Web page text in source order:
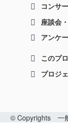
コンサ
座談会
アンケ
このプ
プロジ
© Copyrights 一